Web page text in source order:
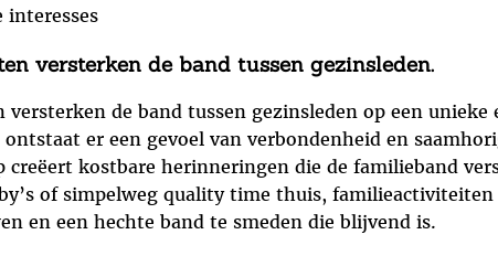
interesses
versterken de band tussen gezinsleden.
de band tussen gezinsleden op een
er een gevoel van verbondenheid en
creëert kostbare herinneringen die de familieband
of simpelweg quality time thuis,
en een hechte band te smeden die blijvend is.